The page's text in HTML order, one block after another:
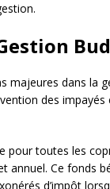
majeures dans la
des
pour toutes les
Ce fonds
d’impôt